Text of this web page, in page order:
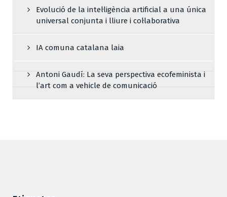
Evolució de la intel·ligència artificial a una única
universal conjunta i lliure i col·laborativa
IA comuna catalana laia
Antoni Gaudí: La seva perspectiva ecofeminista i
l’art com a vehicle de comunicació